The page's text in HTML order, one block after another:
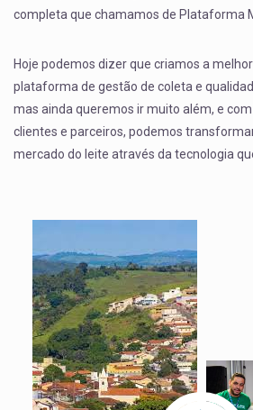
completa que chamamos de Plataforma
Hoje podemos dizer que criamos a
plataforma de gestão de coleta e
mas ainda queremos ir muito além, e
clientes e parceiros, podemos
mercado do leite através da tecnologia